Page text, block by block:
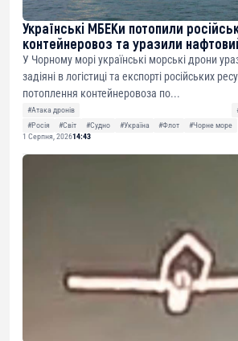
Українські МБЕКи потопили
контейнеровоз та уразили
У Чорному морі українські морські дрони
задіяні в логістиці та експорті російських
потоплення контейнеровоза по...
#Атака дронів
#Росія
#Світ #Судно #Україна #Флот
#Чорне море
1 Серпня, 202614:43